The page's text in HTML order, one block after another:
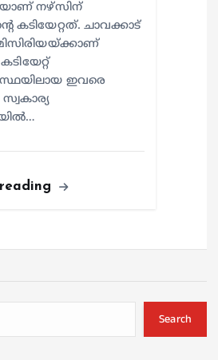
നഴ്സിന്
കടിയേറ്റത്. ചാവക്കാട്
ഇവരെ
Search